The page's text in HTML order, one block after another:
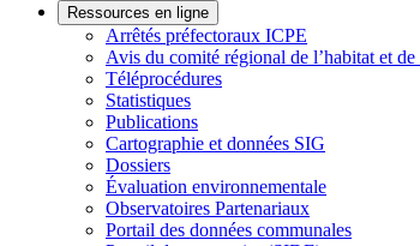
Ressources en ligne
Arrêtés préfectoraux ICPE
Avis du comité régional de l’habitat et
Téléprocédures
Statistiques
Publications
Cartographie et données SIG
Dossiers
Évaluation environnementale
Observatoires Partenariaux
Portail des données communales